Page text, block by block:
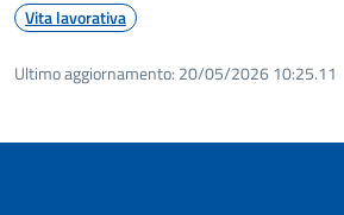
Vita lavorativa
Ultimo aggiornamento: 20/05/2026 10:25.11